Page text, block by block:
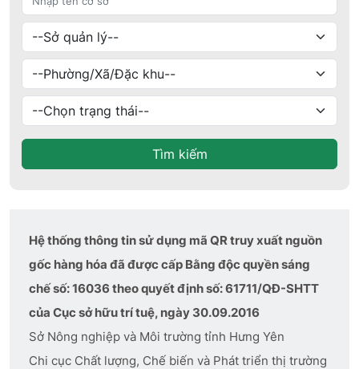
Tìm kiếm
Hệ thống thông tin sử dụng mã QR truy xuất nguồn
gốc hàng hóa đã được cấp Bằng độc quyền sáng
chế số: 16036 theo quyết định số: 61711/QĐ-SHTT
của Cục sở hữu trí tuệ, ngày 30.09.2016
Sở Nông nghiệp và Môi trường tỉnh Hưng Yên
Chi cục Chất lượng, Chế biến và Phát triển thị trường